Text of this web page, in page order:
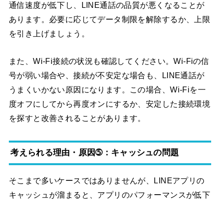
通信速度が低下し、LINE通話の品質が悪くなることが
あります。必要に応じてデータ制限を解除するか、上限
を引き上げましょう。
また、Wi-Fi接続の状況も確認してください。Wi-Fiの信
号が弱い場合や、接続が不安定な場合も、LINE通話が
うまくいかない原因になります。この場合、Wi-Fiを一
度オフにしてから再度オンにするか、安定した接続環境
を探すと改善されることがあります。
考えられる理由・原因➄：キャッシュの問題
そこまで多いケースではありませんが、LINEアプリの
キャッシュが溜まると、アプリのパフォーマンスが低下